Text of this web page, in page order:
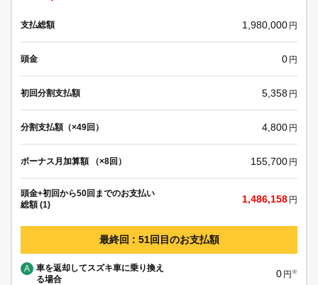
支払総額 1,980,000 円
頭金 0 円
初回分割支払額 5,358 円
分割支払額（×49回） 4,800 円
ボーナス月加算額 （×8回） 155,700 円
頭金+初回から50回までのお支払い
総額 (1)
1,486,158 円
最終回 : 51回目のお支払額
A
車を返却してスズキ車に乗り換え
る場合
0 円 ※